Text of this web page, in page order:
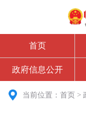
首页
政府信息公开
当前位置：首页 >